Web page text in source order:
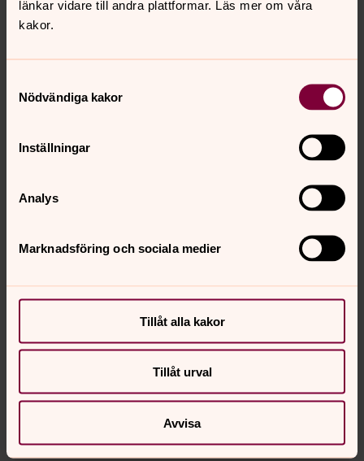
länkar vidare till andra plattformar. Läs mer om våra
kakor.
Nödvändiga kakor
Inställningar
Analys
Marknadsföring och sociala medier
Tillåt alla kakor
Tillåt urval
Avvisa
Församlingsassistent, Stödgruppsledare, Svenska
kyrkan Tjörn